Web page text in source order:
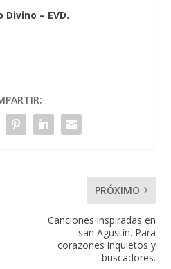
– EVD.
PRÓXIMO
Canciones inspiradas en
san Agustín. Para
corazones inquietos y
buscadores.